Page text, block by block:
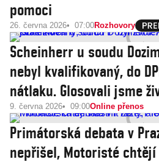
pomoci
26. června 2026 07:00Rozhovory
Scheinherr u soudu
nebyl kvalifikovaný, do
nátlaku. Glosovali jsme
9. června 2026 09:00Online přenos
Primátorská debata v
nepřišel, Motoristé